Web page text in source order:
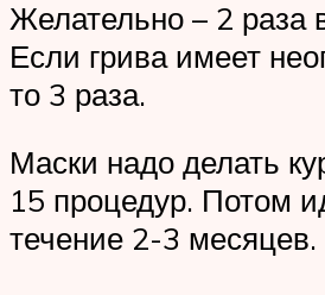
Желательно – 2 раза
Если грива имеет
то 3 раза.
Маски надо делать
15 процедур. Потом
течение 2-3 месяцев.